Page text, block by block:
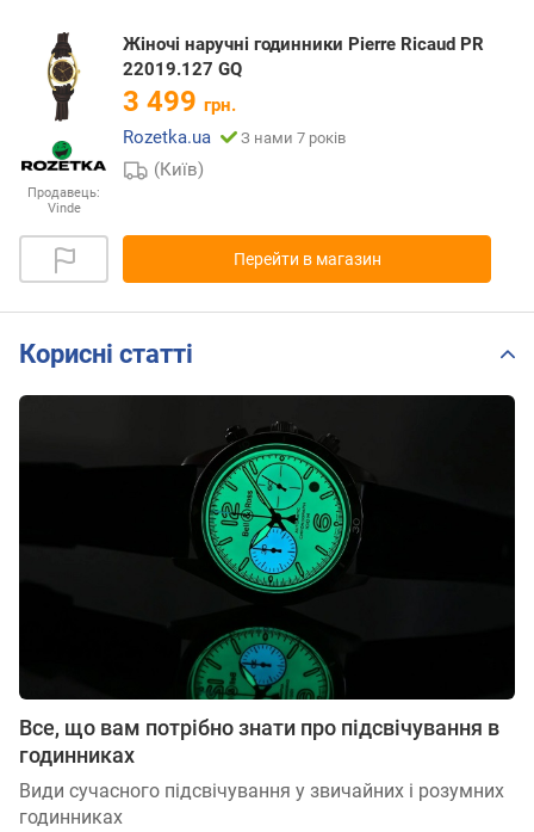
Продавець:
Vinde
Жіночі наручні годинники Pierre Ricaud PR
22019.127 GQ
3 499 грн.
Rozetka.ua
З нами 7 років
(Київ)
Перейти в магазин
Корисні статті
Все, що вам потрібно знати про підсвічування в
годинниках
Види сучасного підсвічування у звичайних і розумних
годинниках